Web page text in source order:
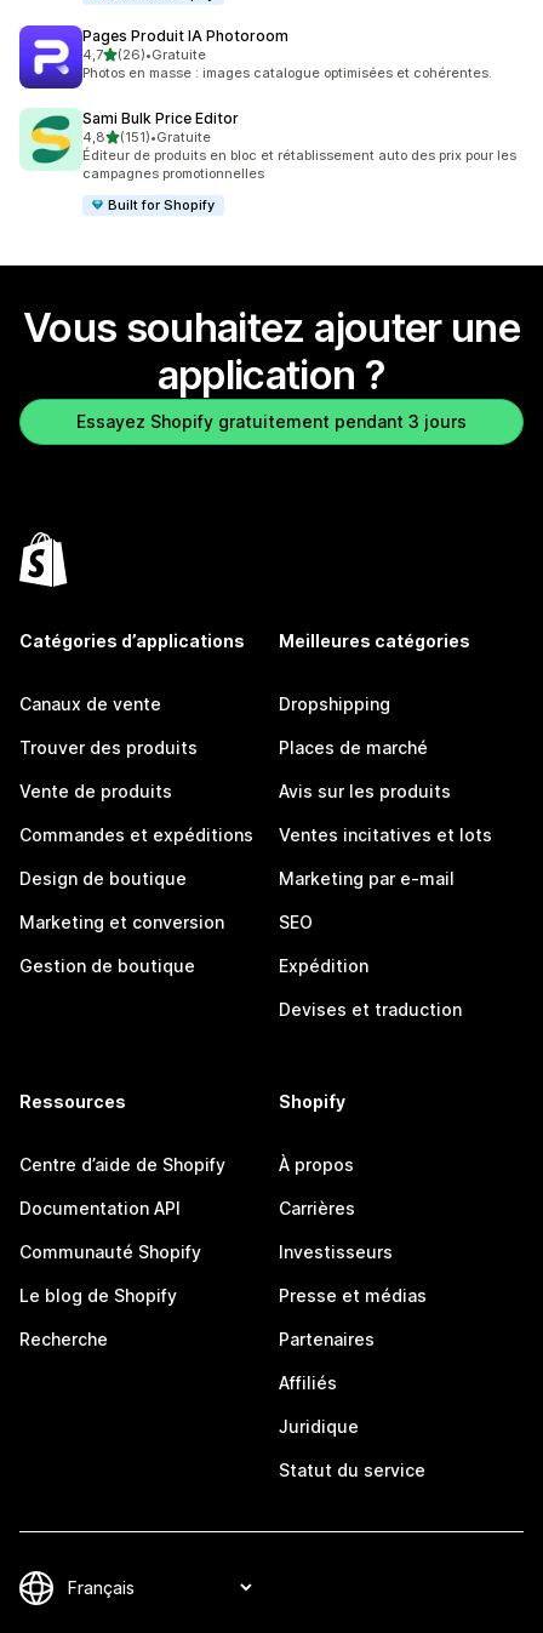
Pages Produit IA Photoroom
4,7étoile(s) sur 5
(26)
26 avis au total
•Gratuite
Photos en masse : images catalogue optimisées et cohérentes.
Sami Bulk Price Editor
4,8étoile(s) sur 5
(151)
151 avis au total
•Gratuite
Éditeur de produits en bloc et rétablissement auto des prix pour les
campagnes promotionnelles
Built for Shopify
Vous souhaitez ajouter une
application ?
Essayez Shopify gratuitement pendant 3 jours
Catégories d’applications
Canaux de vente
Trouver des produits
Vente de produits
Commandes et expéditions
Design de boutique
Marketing et conversion
Gestion de boutique
Meilleures catégories
Dropshipping
Places de marché
Avis sur les produits
Ventes incitatives et lots
Marketing par e-mail
SEO
Expédition
Devises et traduction
Ressources
Centre d’aide de Shopify
Documentation API
Communauté Shopify
Le blog de Shopify
Recherche
Shopify
À propos
Carrières
Investisseurs
Presse et médias
Partenaires
Affiliés
Juridique
Statut du service